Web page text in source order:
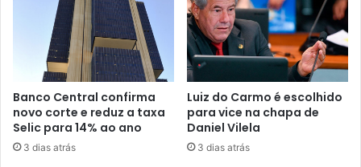
o
d
e
e
Banco Central confirma
novo corte e reduz a taxa
Selic para 14% ao ano
3 dias atrás
Luiz do Carmo é escolhido
para vice na chapa de
Daniel Vilela
3 dias atrás